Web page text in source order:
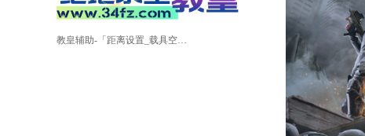
教皇辅助-「距离设置_载具空投_范围自瞄」